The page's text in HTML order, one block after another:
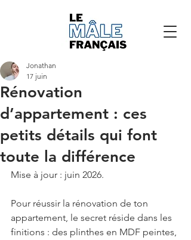
Rénovation
d’appartement : ces
petits détails qui font
toute la différence
Jonathan
17 juin
Mise à jour : juin 2026.
Pour réussir la rénovation de ton
appartement, le secret réside dans les
finitions : des plinthes en MDF peintes,